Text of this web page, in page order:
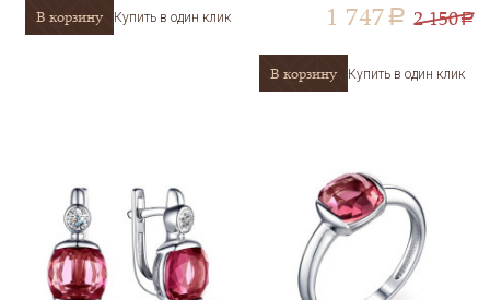
В корзину Купить в один клик 1 747 a 2 150a
В корзину Купить в один клик